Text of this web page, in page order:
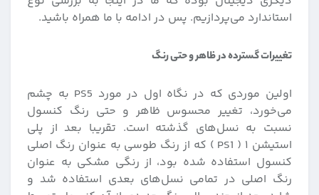
استاندارد می‌پردازیم. پس در ادامه با ما همراه باشید.
تغییرات گسترده در ظاهر و حتی رنگ
اولین موردی که در نگاه اول در مورد PS5 به چشم
می‌خورد، تغییر محسوس ظاهر و حتی رنگ کنسول
نسبت به نسل‌های گذشته است. تقریبا بعد از پلی
استیشن ۱ ( PS1 ) که از رنگ طوسی به عنوان رنگ اصلی
کنسول استفاده شده بود، از رنگی مشکی به عنوان
رنگ اصلی در تمامی نسل‌های بعدی استفاده ‌شد و